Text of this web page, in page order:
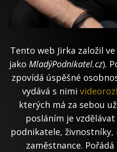
Tento web Jirka založil
jako MladýPodnikatel.cz).
zpovídá úspěšné
vydává s nimi
kterých má za sebou
posláním je
podnikatele,
zaměstnance. Pořádá